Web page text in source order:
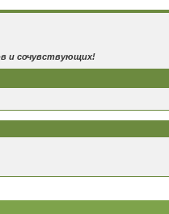
и сочувствующих!